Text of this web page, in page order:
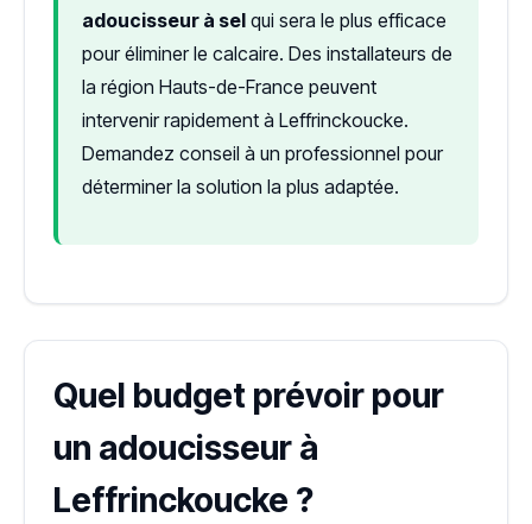
adoucisseur à sel qui sera le plus efficace
pour éliminer le calcaire. Des installateurs de
la région Hauts-de-France peuvent
intervenir rapidement à Leffrinckoucke.
Demandez conseil à un professionnel pour
déterminer la solution la plus adaptée.
Quel budget prévoir pour
un adoucisseur à
Leffrinckoucke ?